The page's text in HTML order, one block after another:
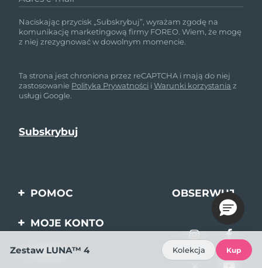
Naciskając przycisk „Subskrybuj”, wyrażam zgodę na
komunikację marketingową firmy FOREO. Wiem, że mogę
z niej zrezygnować w dowolnym momencie.
Ta strona jest chroniona przez reCAPTCHA i mają do niej
zastosowanie Polityka Prywatności iWarunki korzystania z
usługi Google.
POMOC
Kontakt
OBSERWUJ
NAS
MOJE KONTO
Rejestracja produktu
FIRMA
Zestaw LUNA™ 4 Kolekcja Kup